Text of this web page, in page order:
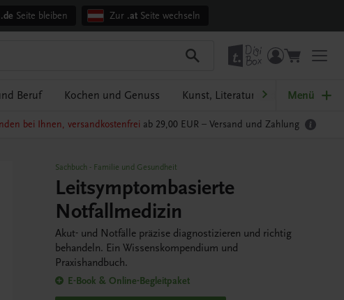
.de Seite bleiben Zur .atSeite wechseln
Beruf Kochen und Genuss Kunst, Literatur und Sprache
Menü
bei Ihnen, versandkostenfrei ab 29,00 EUR – Versand und Zahlung
Sachbuch - Familie und Gesundheit
Leitsymptombasierte
Notfallmedizin
Akut- und Notfälle präzise diagnostizieren und richtig
behandeln. Ein Wissenskompendium und
Praxishandbuch.
E-Book & Online-Begleitpaket